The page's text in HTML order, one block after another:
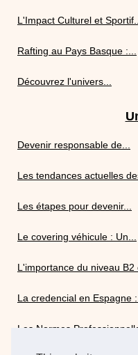
L'Impact Culturel et Sportif...
Rafting au Pays Basque :...
Découvrez l'univers...
Devenir responsable de...
Les tendances actuelles
Les étapes pour devenir...
Le covering véhicule : Un...
L'importance du niveau B2
La credencial en Espagne :
Les Normes